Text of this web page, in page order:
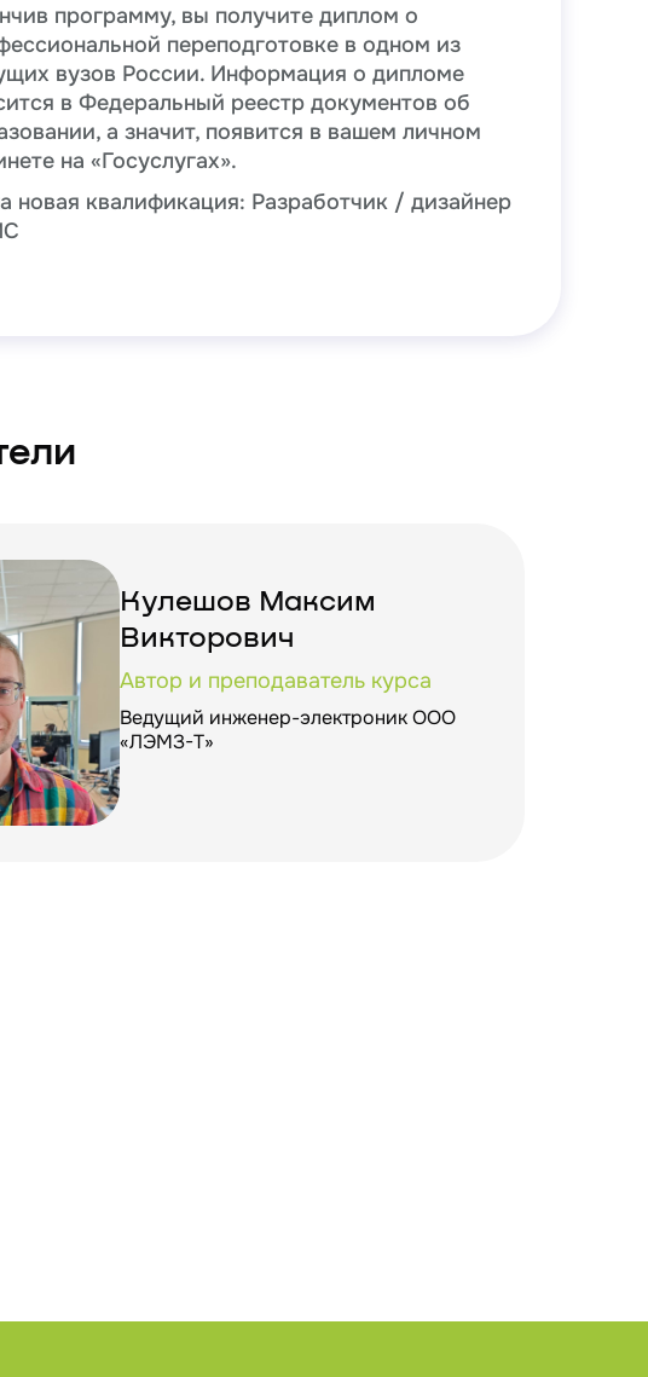
программу, вы получите диплом о
переподготовке в одном из
вузов России. Информация о дипломе
в Федеральный реестр документов об
а значит, появится в вашем личном
на «Госуслугах».
новая квалификация: Разработчик / дизайнер
Кулешов Максим
Викторович
Автор и преподаватель курса
Ведущий инженер-электроник ООО
«ЛЭМЗ-Т»